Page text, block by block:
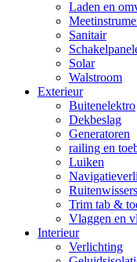
Laden en
Sanitair
Solar
Walstroom
Exterieur
Buitenelektro
Dekbeslag
Generatoren
railing en
Luiken
Ruitenwissers
Trim tab &
Vlaggen en
Interieur
Verlichting